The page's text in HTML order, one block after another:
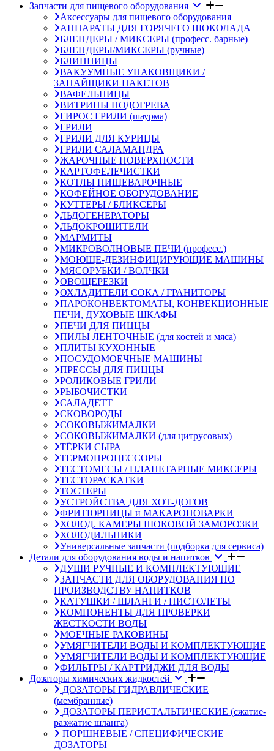
Запчасти для пищевого оборудования
Аксессуары для пищевого оборудования
АППАРАТЫ ДЛЯ ГОРЯЧЕГО ШОКОЛАДА
БЛЕНДЕРЫ / МИКСЕРЫ (професс. барные)
БЛЕНДЕРЫ/МИКСЕРЫ (ручные)
БЛИННИЦЫ
ВАКУУМНЫЕ УПАКОВЩИКИ /
ЗАПАЙЩИКИ ПАКЕТОВ
ВАФЕЛЬНИЦЫ
ВИТРИНЫ ПОДОГРЕВА
ГИРОС ГРИЛИ (шаурма)
ГРИЛИ
ГРИЛИ ДЛЯ КУРИЦЫ
ГРИЛИ САЛАМАНДРА
ЖАРОЧНЫЕ ПОВЕРХНОСТИ
КАРТОФЕЛЕЧИСТКИ
КОТЛЫ ПИЩЕВАРОЧНЫЕ
КОФЕЙНОЕ ОБОРУДОВАНИЕ
КУТТЕРЫ / БЛИКСЕРЫ
ЛЬДОГЕНЕРАТОРЫ
ЛЬДОКРОШИТЕЛИ
МАРМИТЫ
МИКРОВОЛНОВЫЕ ПЕЧИ (професс.)
МОЮЩЕ-ДЕЗИНФИЦИРУЮЩИЕ МАШИНЫ
МЯСОРУБКИ / ВОЛЧКИ
ОВОЩЕРЕЗКИ
ОХЛАДИТЕЛИ СОКА / ГРАНИТОРЫ
ПАРОКОНВЕКТОМАТЫ, КОНВЕКЦИОННЫЕ
ПЕЧИ, ДУХОВЫЕ ШКАФЫ
ПЕЧИ ДЛЯ ПИЦЦЫ
ПИЛЫ ЛЕНТОЧНЫЕ (для костей и мяса)
ПЛИТЫ КУХОННЫЕ
ПОСУДОМОЕЧНЫЕ МАШИНЫ
ПРЕССЫ ДЛЯ ПИЦЦЫ
РОЛИКОВЫЕ ГРИЛИ
РЫБОЧИСТКИ
САЛАДЕТТ
СКОВОРОДЫ
СОКОВЫЖИМАЛКИ
СОКОВЫЖИМАЛКИ (для цитрусовых)
ТЁРКИ СЫРА
ТЕРМОПРОЦЕССОРЫ
ТЕСТОМЕСЫ / ПЛАНЕТАРНЫЕ МИКСЕРЫ
ТЕСТОРАСКАТКИ
ТОСТЕРЫ
УСТРОЙСТВА ДЛЯ ХОТ-ДОГОВ
ФРИТЮРНИЦЫ и МАКАРОНОВАРКИ
ХОЛОД. КАМЕРЫ ШОКОВОЙ ЗАМОРОЗКИ
ХОЛОДИЛЬНИКИ
Универсальные запчасти (подборка для сервиса)
Детали для оборудования воды и напитков
ДУШИ РУЧНЫЕ И КОМПЛЕКТУЮЩИЕ
ЗАПЧАСТИ ДЛЯ ОБОРУДОВАНИЯ ПО
ПРОИЗВОДСТВУ НАПИТКОВ
КАТУШКИ / ШЛАНГИ / ПИСТОЛЕТЫ
КОМПОНЕНТЫ ДЛЯ ПРОВЕРКИ
ЖЕСТКОСТИ ВОДЫ
МОЕЧНЫЕ РАКОВИНЫ
УМЯГЧИТЕЛИ ВОДЫ И КОМПЛЕКТУЮЩИЕ
УМЯГЧИТЕЛИ ВОДЫ И КОМПЛЕКТУЮЩИЕ
ФИЛЬТРЫ / КАРТРИДЖИ ДЛЯ ВОДЫ
Дозаторы химических жидкостей
ДОЗАТОРЫ ГИДРАВЛИЧЕСКИЕ
(мембранные)
ДОЗАТОРЫ ПЕРИСТАЛЬТИЧЕСКИЕ (сжатие-
разжатие шланга)
ПОРШНЕВЫЕ / СПЕЦИФИЧЕСКИЕ
ДОЗАТОРЫ